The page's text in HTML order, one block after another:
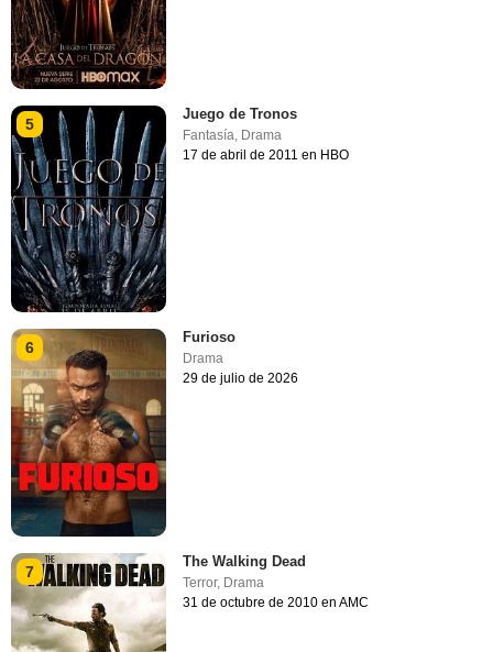
5
Juego de Tronos
Fantasía, Drama
17 de abril de 2011 en HBO
6
Furioso
Drama
29 de julio de 2026
7
The Walking Dead
Terror, Drama
31 de octubre de 2010 en AMC